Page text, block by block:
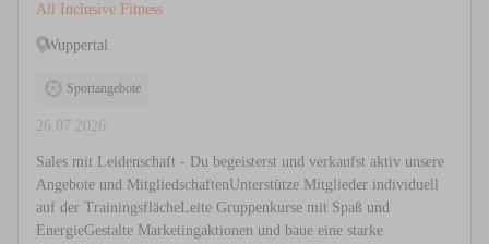
All Inclusive Fitness
Wuppertal
Sportangebote
26.07.2026
Sales mit Leidenschaft - Du begeisterst und verkaufst aktiv unsere
Angebote und MitgliedschaftenUnterstütze Mitglieder individuell
auf der TrainingsflächeLeite Gruppenkurse mit Spaß und
EnergieGestalte Marketingaktionen und baue eine starke